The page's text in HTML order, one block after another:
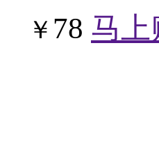
￥ 78 马上